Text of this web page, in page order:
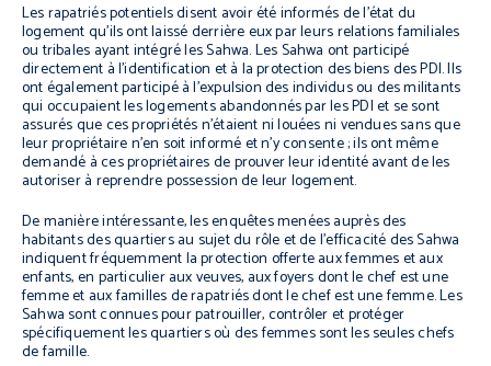
Les rapatriés potentiels disent avoir été informés de l’état du
logement qu’ils ont laissé derrière eux par leurs relations familiales
ou tribales ayant intégré les Sahwa. Les Sahwa ont participé
directement à l’identification et à la protection des biens des PDI. Ils
ont également participé à l’expulsion des individus ou des militants
qui occupaient les logements abandonnés par les PDI et se sont
assurés que ces propriétés n’étaient ni louées ni vendues sans que
leur propriétaire n’en soit informé et n’y consente ; ils ont même
demandé à ces propriétaires de prouver leur identité avant de les
autoriser à reprendre possession de leur logement.
De manière intéressante, les enquêtes menées auprès des
habitants des quartiers au sujet du rôle et de l’efficacité des Sahwa
indiquent fréquemment la protection offerte aux femmes et aux
enfants, en particulier aux veuves, aux foyers dont le chef est une
femme et aux familles de rapatriés dont le chef est une femme. Les
Sahwa sont connues pour patrouiller, contrôler et protéger
spécifiquement les quartiers où des femmes sont les seules chefs
de famille.